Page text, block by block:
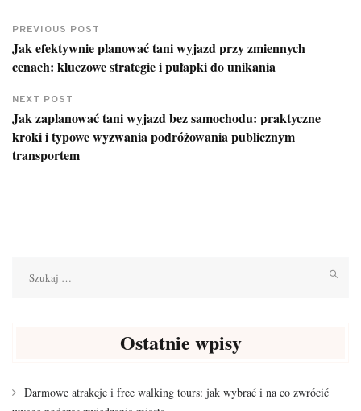
PREVIOUS POST
Jak efektywnie planować tani wyjazd przy zmiennych
cenach: kluczowe strategie i pułapki do unikania
NEXT POST
Jak zaplanować tani wyjazd bez samochodu: praktyczne
kroki i typowe wyzwania podróżowania publicznym
transportem
Ostatnie wpisy
Darmowe atrakcje i free walking tours: jak wybrać i na co zwrócić